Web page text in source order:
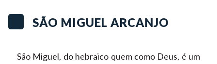
SÃO MIGUEL ARCANJO
São Miguel, do hebraico quem como Deus, é um